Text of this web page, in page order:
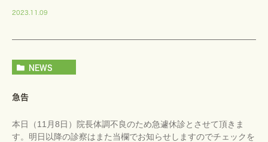
2023.11.09
NEWS
急告
本日（11月8日）院長体調不良のため急遽休診とさせて頂きま
す。明日以降の診察はまた当欄でお知らせしますのでチェックを